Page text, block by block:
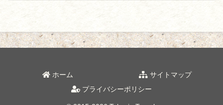
ホーム
サイトマップ
プライバシーポリシー